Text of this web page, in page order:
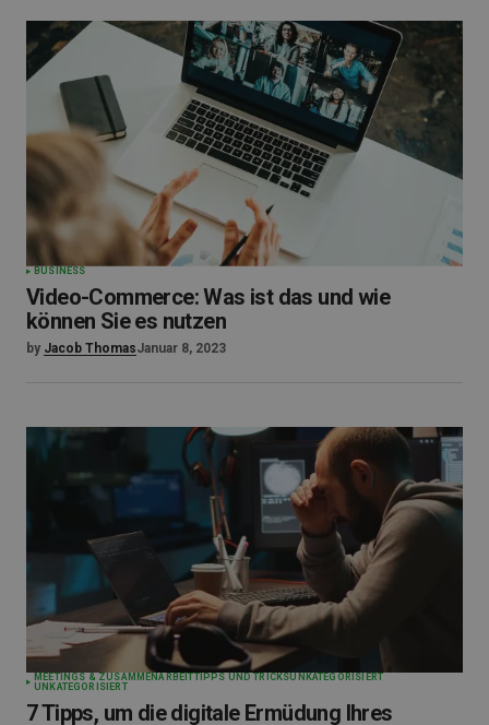
BUSINESS
Video-Commerce: Was ist das und wie
können Sie es nutzen
by Jacob ThomasJanuar 8, 2023
MEETINGS & ZUSAMMENARBEITTIPPS UND TRICKS UNKATEGORISIERT
UNKATEGORISIERT
7 Tipps, um die digitale Ermüdung Ihres